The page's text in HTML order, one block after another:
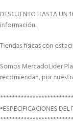
DESCUENTO HASTA UN
información.
Tiendas físicas con
Somos MercadoLider
recomiendan, por
•ESPECIFICACIONES